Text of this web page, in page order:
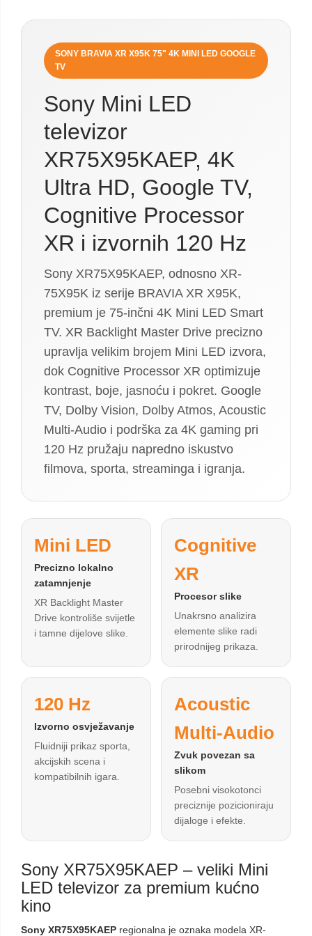
SONY BRAVIA XR X95K 75" 4K MINI LED GOOGLE
TV
Sony Mini LED
televizor
XR75X95KAEP, 4K
Ultra HD, Google TV,
Cognitive Processor
XR i izvornih 120 Hz
Sony XR75X95KAEP, odnosno XR-
75X95K iz serije BRAVIA XR X95K,
premium je 75-inčni 4K Mini LED Smart
TV. XR Backlight Master Drive precizno
upravlja velikim brojem Mini LED izvora,
dok Cognitive Processor XR optimizuje
kontrast, boje, jasnoću i pokret. Google
TV, Dolby Vision, Dolby Atmos, Acoustic
Multi-Audio i podrška za 4K gaming pri
120 Hz pružaju napredno iskustvo
filmova, sporta, streaminga i igranja.
Mini LED
Precizno lokalno
zatamnjenje
XR Backlight Master
Drive kontroliše svijetle
i tamne dijelove slike.
Cognitive
XR
Procesor slike
Unakrsno analizira
elemente slike radi
prirodnijeg prikaza.
120 Hz
Izvorno osvježavanje
Fluidniji prikaz sporta,
akcijskih scena i
kompatibilnih igara.
Acoustic
Multi-Audio
Zvuk povezan sa
slikom
Posebni visokotonci
preciznije pozicioniraju
dijaloge i efekte.
Sony XR75X95KAEP – veliki Mini
LED televizor za premium kućno
kino
Sony XR75X95KAEP regionalna je oznaka modela XR-